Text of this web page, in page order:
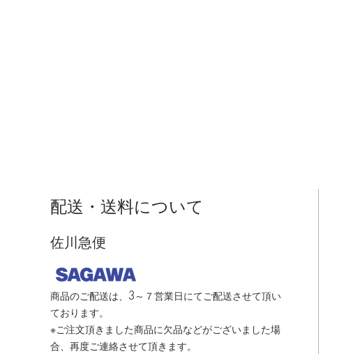
配送・送料について
佐川急便
商品のご配送は、3～７営業日にてご配送させて頂い
ております。
※ご注文頂きました商品に欠品などがございました場
合、再度ご連絡させて頂きます。